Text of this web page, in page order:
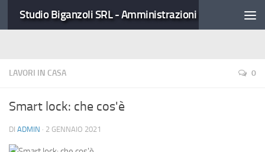
LAVORI IN CASA 0
Smart lock: che cos'è
DI ADMIN · 2 GENNAIO 2021